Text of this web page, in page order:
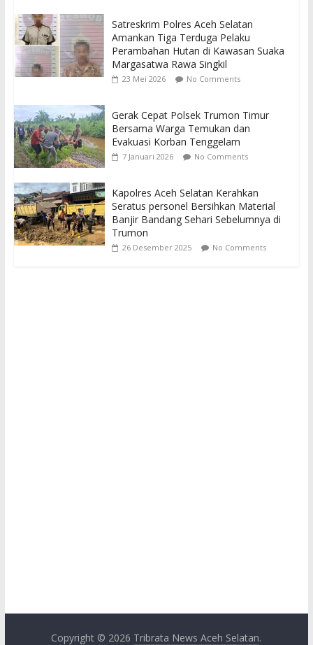
Satreskrim Polres Aceh Selatan
Amankan Tiga Terduga Pelaku
Perambahan Hutan di Kawasan Suaka
Margasatwa Rawa Singkil
23 Mei 2026 No Comments
Gerak Cepat Polsek Trumon Timur
Bersama Warga Temukan dan
Evakuasi Korban Tenggelam
7 Januari 2026 No Comments
Kapolres Aceh Selatan Kerahkan
Seratus personel Bersihkan Material
Banjir Bandang Sehari Sebelumnya di
Trumon
26 Desember 2025 No Comments
Copyright © 2026 Tribrata News Aceh Selatan.